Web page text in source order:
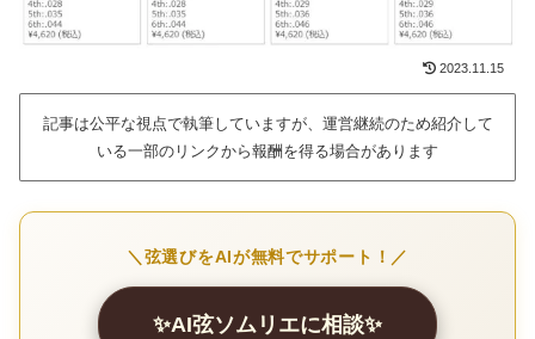
2023.11.15
記事は公平な視点で執筆していますが、運営継続のため紹介して
いる一部のリンクから報酬を得る場合があります
＼弦選びをAIが無料でサポート！／
✨AI弦ソムリエに相談✨